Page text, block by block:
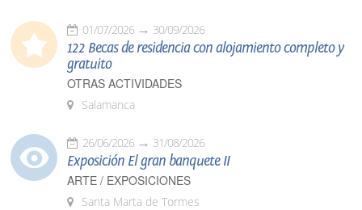
01/07/2026 30/09/2026
122 Becas de residencia con alojamiento completo y
gratuito
OTRAS ACTIVIDADES
Salamanca
26/06/2026 31/08/2026
Exposición El gran banquete II
ARTE / EXPOSICIONES
Santa Marta de Tormes